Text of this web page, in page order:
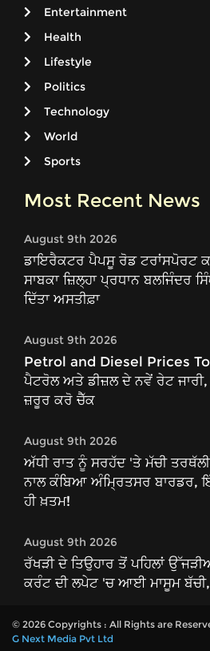
Entertainment
Health
Lifestyle
Politics
Technology
World
Sports
Most Recent News
August 9th 2026
ਡਾਇਰੈਕਟਰ ਪੈਪਸੂ ਰੋਡ ਟਰਾਂਸਪੋਰਟ
ਸਾਬਕਾ ਜ਼ਿਲ੍ਹਾ ਪ੍ਰਧਾਨ ਬਲਜਿੰਦਰ
ਦਿੱਤਾ ਅਸਤੀਫ਼ਾ
August 9th 2026
Petrol and Diesel Prices
ਪੈਟਰੋਲ ਅਤੇ ਡੀਜ਼ਲ ਦੇ ਨਵੇਂ ਰੇਟ ਜਾਰੀ,
ਜ਼ਰੂਰ ਕਰੋ ਚੈੱਕ
August 9th 2026
ਅੱਧੀ ਰਾਤ ਨੂੰ ਸਰਹੱਦ 'ਤੇ ਮੱਚੀ
ਨਾਲ ਕੰਬਿਆ ਅੰਮ੍ਰਿਤਸਰ
ਹੀ ਖ਼ਤਮ!
August 9th 2026
ਰੱਖੜੀ ਦੇ ਤਿਉਹਾਰ ਤੋਂ ਪਹਿਲਾਂ
ਕਰੰਟ ਦੀ ਲਪੇਟ 'ਚ ਆਈ ਮਾਸੂਮ
© 2026 Copyrights : All Rights are
G Next Media Pvt Ltd